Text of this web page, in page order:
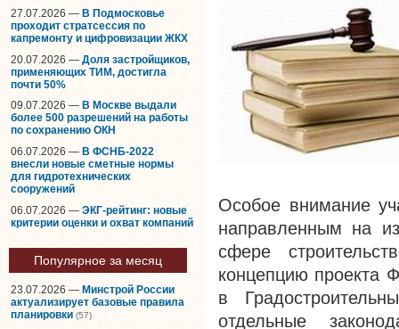
27.07.2026 — В Подмосковье
проходит стратсессия по
капремонту и цифровизации ЖКХ
20.07.2026 — Доля застройщиков,
применяющих ТИМ, достигла
почти 50%
09.07.2026 — В Москве выдали
более 500 разрешений на работы
по сохранению ОКН
06.07.2026 — В ФСНБ-2022
внесли новые сметные нормы
для гидротехнических
сооружений
06.07.2026 — ЭКГ-рейтинг: новые
критерии оценки и охват компаний
Популярное за месяц
23.07.2026 — Минстрой России
актуализирует базовые правила
планировки (57)
Особое внимание
направленным на
сфере
концепцию проекта
в
отдельные